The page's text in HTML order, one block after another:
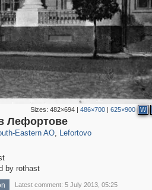
Sizes:482×694 |486×700 |625×900 W
Лефортове
Eastern AO
197
, Lefortovo
2,931
by rothast
Latest comment: 5 July 2013, 05:25